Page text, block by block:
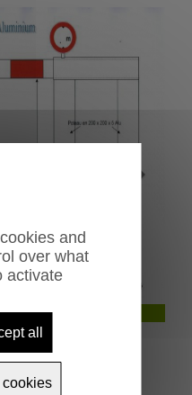
Alcantara
and
over what
activate
all